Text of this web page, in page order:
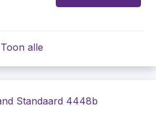
Toon alle